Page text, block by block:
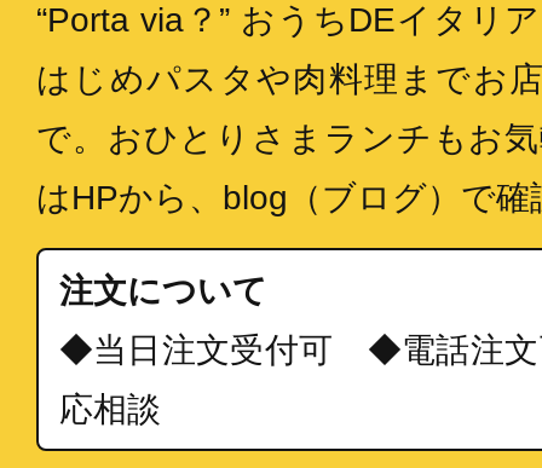
“Porta via？” おうちDEイタリ
はじめパスタや肉料理までお
で。おひとりさまランチもお
はHPから、blog（ブログ）で確
注文について
◆当日注文受付可 ◆電話注
応相談